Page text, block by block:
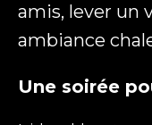
Message
amis, lever un
ambiance
Une soirée